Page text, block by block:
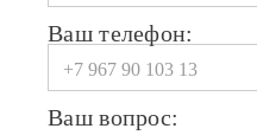
Ваш телефон:
Ваш вопрос: